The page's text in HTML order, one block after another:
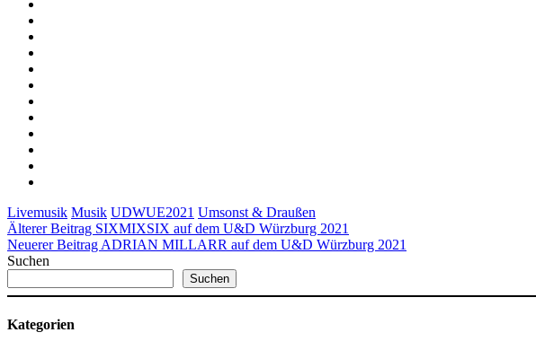
Livemusik Musik UDWUE2021 Umsonst & Draußen
Älterer Beitrag SIXMIXSIX auf dem U&D Würzburg 2021
Neuerer BeitragADRIAN MILLARR auf dem U&D Würzburg 2021
Suchen
Suchen
Kategorien